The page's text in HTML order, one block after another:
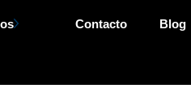
Contacto Blog